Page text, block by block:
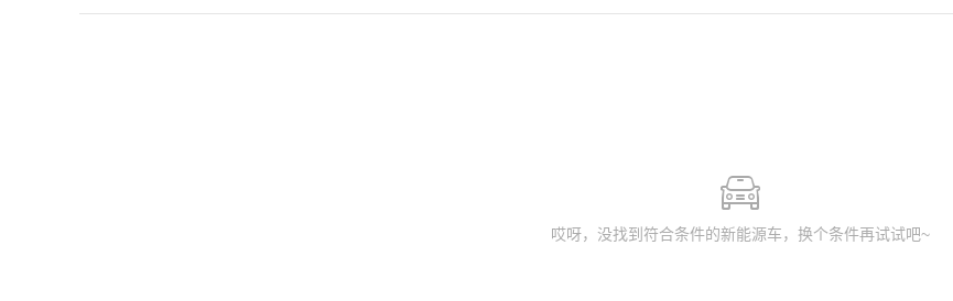
哎呀，没找到符合条件的新能源车，换个条件再试试吧~